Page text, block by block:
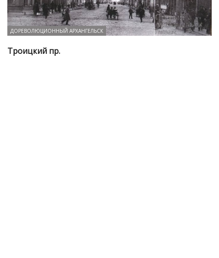
ДОРЕВОЛЮЦИОННЫЙ АРХАНГЕЛЬСК
Троицкий пр.